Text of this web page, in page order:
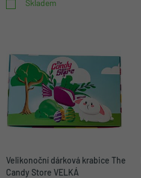
Skladem
Velikonoční dárková krabice The
Candy Store VELKÁ